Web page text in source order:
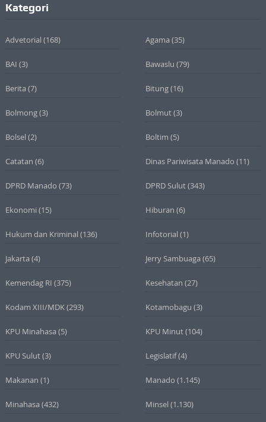
Kategori
Advetorial (168) Agama (35)
BAI (3) Bawaslu (79)
Berita (7) Bitung(16)
Bolmong(3) Bolmut(3)
Bolsel (2) Boltim (5)
Catatan (6) Dinas Pariwisata Manado (11)
DPRD Manado (73) DPRD Sulut(343)
Ekonomi (15) Hiburan (6)
Hukum dan Kriminal (136) Infotorial (1)
Jakarta (4) Jerry Sambuaga (65)
Kemendag RI (375) Kesehatan (27)
Kodam XIII/MDK(293) Kotamobagu (3)
KPU Minahasa (5) KPU Minut(104)
KPU Sulut(3) Legislatif(4)
Makanan (1) Manado (1.145)
Minahasa (432) Minsel (1.130)